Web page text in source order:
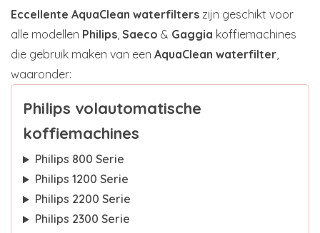
Eccellente AquaClean waterfilters zijn geschikt voor
alle modellen Philips, Saeco & Gaggia koffiemachines
die gebruik maken van een AquaClean waterfilter,
waaronder:
Philips volautomatische
koffiemachines
Philips 800 Serie
Philips 1200 Serie
Philips 2200 Serie
Philips 2300 Serie